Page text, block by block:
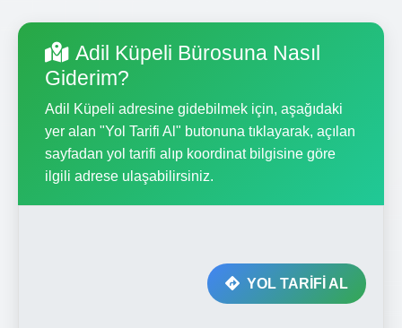
Adil Küpeli Bürosuna Nasıl
Giderim?
Adil Küpeli adresine gidebilmek için, aşağıdaki
yer alan "Yol Tarifi Al" butonuna tıklayarak, açılan
sayfadan yol tarifi alıp koordinat bilgisine göre
ilgili adrese ulaşabilirsiniz.
YOL TARİFİ AL